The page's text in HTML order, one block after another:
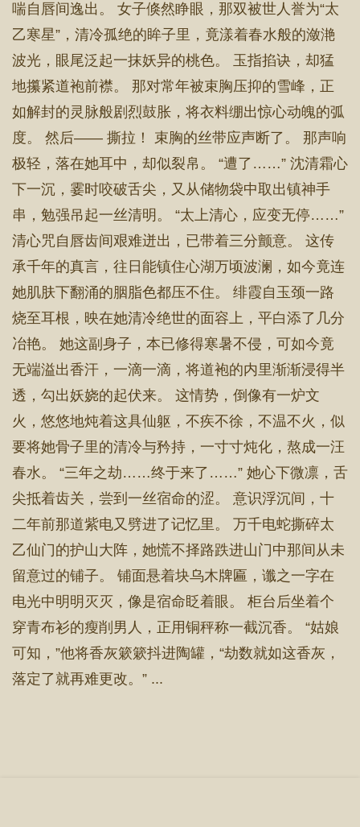
喘自唇间逸出。 女子倏然睁眼，那双被世人誉为“太
乙寒星”，清冷孤绝的眸子里，竟漾着春水般的潋滟
波光，眼尾泛起一抹妖异的桃色。 玉指掐诀，却猛
地攥紧道袍前襟。 那对常年被束胸压抑的雪峰，正
如解封的灵脉般剧烈鼓胀，将衣料绷出惊心动魄的弧
度。 然后—— 撕拉！ 束胸的丝带应声断了。 那声响
极轻，落在她耳中，却似裂帛。 “遭了……” 沈清霜心
下一沉，霎时咬破舌尖，又从储物袋中取出镇神手
串，勉强吊起一丝清明。 “太上清心，应变无停……”
清心咒自唇齿间艰难迸出，已带着三分颤意。 这传
承千年的真言，往日能镇住心湖万顷波澜，如今竟连
她肌肤下翻涌的胭脂色都压不住。 绯霞自玉颈一路
烧至耳根，映在她清冷绝世的面容上，平白添了几分
冶艳。 她这副身子，本已修得寒暑不侵，可如今竟
无端溢出香汗，一滴一滴，将道袍的内里渐渐浸得半
透，勾出妖娆的起伏来。 这情势，倒像有一炉文
火，悠悠地炖着这具仙躯，不疾不徐，不温不火，似
要将她骨子里的清冷与矜持，一寸寸炖化，熬成一汪
春水。 “三年之劫……终于来了……” 她心下微凛，舌
尖抵着齿关，尝到一丝宿命的涩。 意识浮沉间，十
二年前那道紫电又劈进了记忆里。 万千电蛇撕碎太
乙仙门的护山大阵，她慌不择路跌进山门中那间从未
留意过的铺子。 铺面悬着块乌木牌匾，谶之一字在
电光中明明灭灭，像是宿命眨着眼。 柜台后坐着个
穿青布衫的瘦削男人，正用铜秤称一截沉香。 “姑娘
可知，”他将香灰簌簌抖进陶罐，“劫数就如这香灰，
落定了就再难更改。” ...